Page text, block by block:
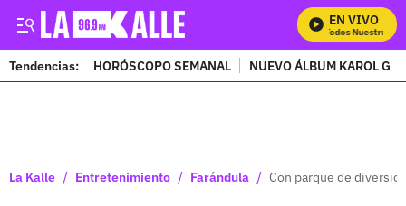
EN VIVO
Mira Todos Nuestros
Tendencias: HORÓSCOPO SEMANAL NUEVO ÁLBUM KAROL G
La Kalle / Entretenimiento / Farándula / Con parque de